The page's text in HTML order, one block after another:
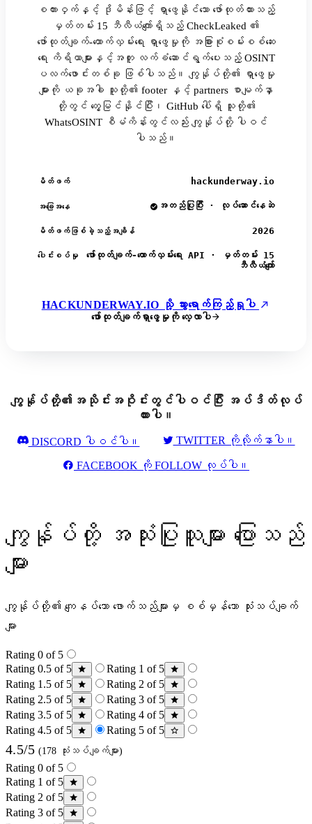
စကားဝှက်နှင့် ဒိုမိန်းဖြင့် ရှာဖွေနိုင်သော ဖော်ထုတ်ထားသည့်
မှတ်တမ်း 15 ဘီလီယံကျော်ရှိသည့် CheckLeaked ၏
ဖော်ထုတ်ချက်-ထောက်လှမ်းရေး ရှာဖွေမှုကို အခြားစုံစမ်းစစ်ဆေး
ရေး ကိရိယာများနှင့်အတူ လက်ခံဆောင်ရွက်ပေးသည့် OSINT
ပလက်ဖောင်းတစ်ခု ဖြစ်ပါသည်။ ကျွန်ုပ်တို့၏ ရှာဖွေမှု
များကို ယခုအခါ သူတို့၏ footer နှင့် partners စာမျက်နှာ
တို့တွင် တွေ့မြင်နိုင်ပြီး၊ GitHub ပေါ်ရှိ သူတို့၏
WhatsOSINT စီမံကိန်းတွင်လည်း ကျွန်ုပ်တို့ ပါဝင်
ပါသည်။
မိတ်ဖက် hackunderway.io
အခြေအနေ အတည်ပြုပြီး · လုပ်ဆောင်နေဆဲ
မိတ်ဖက်ဖြစ်ခဲ့သည့်အချိန် 2026
ပေါင်းစပ်မှု
ဖော်ထုတ်ချက်-ထောက်လှမ်းရေး API · မှတ်တမ်း 15
ဘီလီယံကျော်
HACKUNDERWAY.IO သို့ သွားရောက်ကြည့်ရှုပါ
ဖော်ထုတ်ချက်ရှာဖွေမှုကို လေ့လာပါ
ကျွန်ုပ်တို့၏အသိုင်းအဝိုင်းတွင်ပါဝင်ပြီး အပ်ဒိတ်လုပ်
ထားပါ။
DISCORD ပါဝင်ပါ။ TWITTER ကိုလိုက်နာပါ။
FACEBOOK ကို FOLLOW လုပ်ပါ။
ကျွန်ုပ်တို့ အသုံးပြုသူများ ပြောသည်
များ
ကျွန်ုပ်တို့၏ ကျေနပ်သော ဖောက်သည်များမှ စစ်မှန်သော သုံးသပ်ချက်
များ
Rating 0 of 5
Rating 0.5 of 5
Rating 1 of 5
Rating 1.5 of 5
Rating 2 of 5
Rating 2.5 of 5
Rating 3 of 5
Rating 3.5 of 5
Rating 4 of 5
Rating 4.5 of 5
Rating 5 of 5
4.5/5 (178 သုံးသပ်ချက်များ)
Rating 0 of 5
Rating 1 of 5
Rating 2 of 5
Rating 3 of 5